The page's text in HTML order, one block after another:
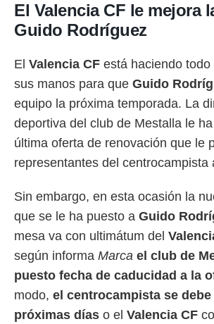
o
aunque
no
Puedes
acceder a
web a
únicos
similares
El Valencia CF le mejora
Guido Rodríguez
El Valencia CF está haciendo
sus manos para que Guido
equipo la próxima temporada. La
deportiva del club de Mestalla le
última oferta de renovación que le
representantes del centrocampista
Sin embargo, en esta ocasión la
que se le ha puesto a Guido
mesa va con ultimátum del
según informa Marca el club de
puesto fecha de caducidad a la
modo, el centrocampista se
próximas días o el Valencia CF